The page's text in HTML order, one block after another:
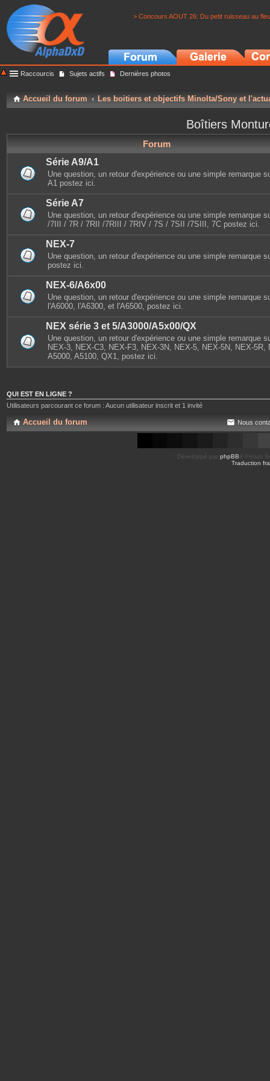
> Concours AOUT 26: Du petit ruisseau au
Raccourcis Sujets actifs Dernières photos
Accueil du forum Les boitiers et objectifs Minolta/Sony et
Boîtiers
Forum
Série A9/A1
Une question, un retour d'expérience ou une simple remarque
A1 postez ici.
Série A7
Une question, un retour d'expérience ou une simple remarque
/7III / 7R / 7RII /7RIII / 7RIV / 7S / 7SII /7SIII, 7C postez ici.
NEX-7
Une question, un retour d'expérience ou une simple remarque
postez ici.
NEX-6/A6x00
Une question, un retour d'expérience ou une simple remarque
l'A6000, l'A6300, et l'A6500, postez ici.
NEX série 3 et 5/A3000/A5x00/QX
Une question, un retour d'expérience ou une simple remarque
NEX-3, NEX-C3, NEX-F3, NEX-3N, NEX-5, NEX-5N, NEX-5R,
A5000, A5100, QX1, postez ici.
QUI EST EN LIGNE ?
Utilisateurs parcourant ce forum : Aucun utilisateur inscrit et 1 invité
Accueil du forum Nous
Développé par phpBB ® Forum
Traduction